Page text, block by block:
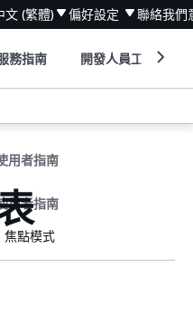
文 (繁體) 偏好設定 聯絡我們
務指南 開發人員工具
用者指南
用者指南
焦點模式